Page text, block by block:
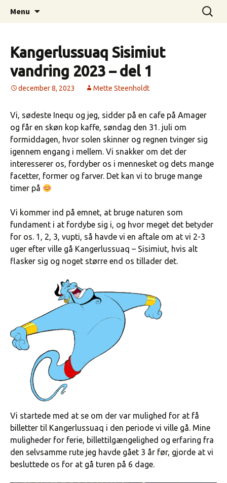
MetteSteenholdt.com
Higher, Better, Faster, Stronger…
Menu
Søg
efter:
Kangerlussuaq Sisimiut
vandring 2023 – del 1
december 8, 2023 Mette Steenholdt
Vi, sødeste Inequ og jeg, sidder på en cafe på Amager
og får en skøn kop kaffe, søndag den 31. juli om
formiddagen, hvor solen skinner og regnen tvinger sig
igennem engang i mellem. Vi snakker om det der
interesserer os, fordyber os i mennesket og dets mange
facetter, former og farver. Det kan vi to bruge mange
timer på
Vi kommer ind på emnet, at bruge naturen som
fundament i at fordybe sig i, og hvor meget det betyder
for os. 1, 2, 3, vupti, så havde vi en aftale om at vi 2-3
uger efter ville gå Kangerlussuaq – Sisimiut, hvis alt
flasker sig og noget større end os tillader det.
Vi startede med at se om der var mulighed for at få
billetter til Kangerlussuaq i den periode vi ville gå. Mine
muligheder for ferie, billettilgængelighed og erfaring fra
den selvsamme rute jeg havde gået 3 år før, gjorde at vi
besluttede os for at gå turen på 6 dage.